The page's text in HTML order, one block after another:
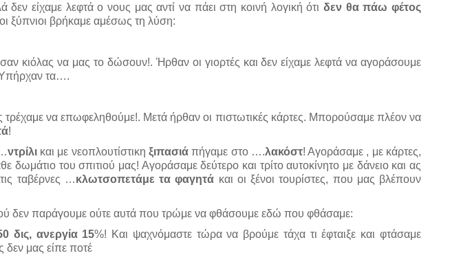
δεν είχαμε λεφτά ο νους μας αντί να πάει στη κοινή λογική ότι δεν θα πάω φέτος
οι ξύπνιοι βρήκαμε αμέσως τη λύση:
κιόλας να μας το δώσουν!. Ήρθαν οι γιορτές και δεν είχαμε λεφτά να αγοράσουμε
τα….
τρέχαμε να επωφεληθούμε!. Μετά ήρθαν οι πιστωτικές κάρτες. Μπορούσαμε πλέον να
!
ντρίλι και με νεοπλουτίστικη ξιπασιάπήγαμε στο ….λακόστ! Αγοράσαμε , με κάρτες,
δωμάτιο του σπιτιού μας! Αγοράσαμε δεύτερο και τρίτο αυτοκίνητο με δάνειο και ας
ταβέρνες …κλωτσοπετάμε τα φαγητά και οι ξένοι τουρίστες, που μας βλέπουν
δεν παράγουμε ούτε αυτά που τρώμε να φθάσουμε εδώ που φθάσαμε:
δις, ανεργία 15%! Και ψαχνόμαστε τώρα να βρούμε τάχα τι έφταιξε και φτάσαμε
μας είπε ποτέ